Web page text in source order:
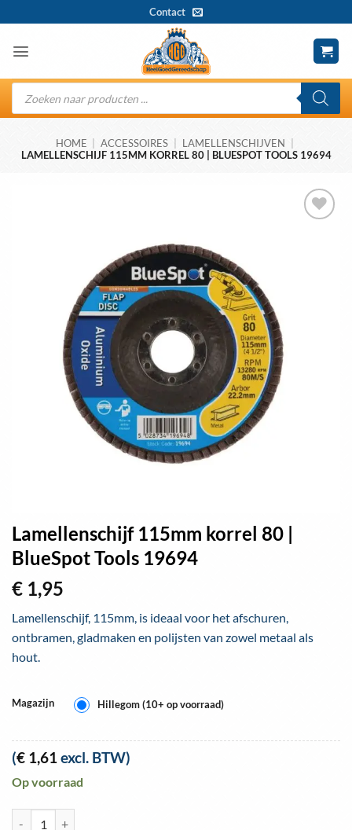
naar
inhoud
Contact
Producten
zoeken
HOME ACCESSOIRES LAMELLENSCHIJVEN
LAMELLENSCHIJF 115MM KORREL 80 | BLUESPOT TOOLS 19694
Lamellenschijf 115mm korrel 80 |
BlueSpot Tools 19694
€ 1,95
Lamellenschijf, 115mm, is ideaal voor het afschuren,
ontbramen, gladmaken en polijsten van zowel metaal als
hout.
Magazijn Hillegom (10+ op voorraad)
(€ 1,61excl. BTW)
Op voorraad